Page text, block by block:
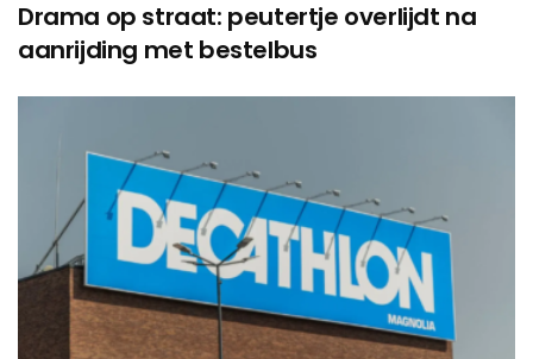
Drama op straat: peutertje overlijdt na
aanrijding met bestelbus